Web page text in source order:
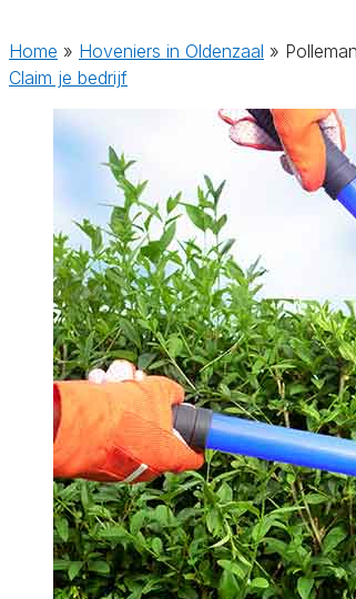
Home » Hoveniers in Oldenzaal »
Claim je bedrijf